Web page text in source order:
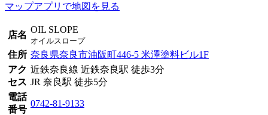
マップアプリで地図を見る
店名
OIL SLOPE
オイルスロープ
住所 奈良県奈良市油阪町446-5 米澤塗料ビル1F
アク
セス
近鉄奈良線 近鉄奈良駅 徒歩3分
JR 奈良駅 徒歩5分
電話
番号
0742-81-9133